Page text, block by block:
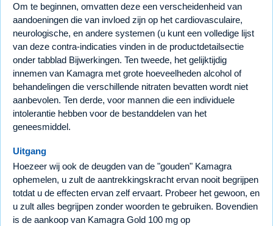
Om te beginnen, omvatten deze een verscheidenheid van
aandoeningen die van invloed zijn op het cardiovasculaire,
neurologische, en andere systemen (u kunt een volledige lijst
van deze contra-indicaties vinden in de productdetailsectie
onder tabblad Bijwerkingen. Ten tweede, het gelijktijdig
innemen van Kamagra met grote hoeveelheden alcohol of
behandelingen die verschillende nitraten bevatten wordt niet
aanbevolen. Ten derde, voor mannen die een individuele
intolerantie hebben voor de bestanddelen van het
geneesmiddel.
Uitgang
Hoezeer wij ook de deugden van de "gouden" Kamagra
ophemelen, u zult de aantrekkingskracht ervan nooit begrijpen
totdat u de effecten ervan zelf ervaart. Probeer het gewoon, en
u zult alles begrijpen zonder woorden te gebruiken. Bovendien
is de aankoop van Kamagra Gold 100 mg op